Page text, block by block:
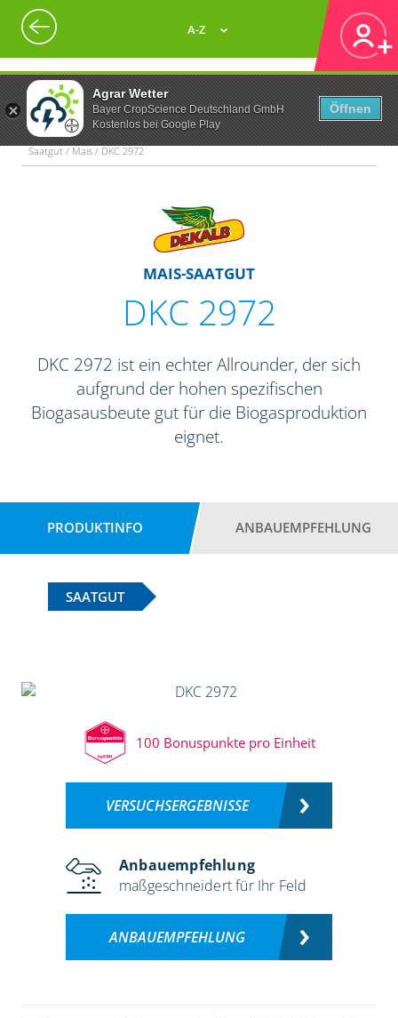
Agrar Wetter
Bayer CropScience Deutschland GmbH
Kostenlos bei Google Play
Öffnen
A-Z
Saatgut / Mais / DKC 2972
MAIS-SAATGUT
DKC 2972
DKC 2972 ist ein echter Allrounder, der sich
aufgrund der hohen spezifischen
Biogasausbeute gut für die Biogasproduktion
eignet.
PRODUKTINFO ANBAUEMPFEHLUNG
SAATGUT
100 Bonuspunkte pro Einheit
VERSUCHSERGEBNISSE
Anbauempfehlung
maßgeschneidert für Ihr Feld
ANBAUEMPFEHLUNG